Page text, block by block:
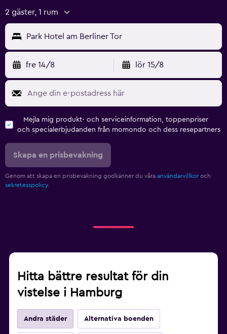
2 gäster, 1 rum
Park Hotel am Berliner Tor
fre 14/8 lör 15/8
Mejla mig produkt- och serviceinformation, toppenpriser
och specialerbjudanden från momondo och dess resepartners
Skapa en prisbevakning
Genom att skapa en prisbevakning godkänner du våra användarvillkor och
sekretesspolicy.
Hitta bättre resultat för din
vistelse i Hamburg
Andra städer Alternativa boenden